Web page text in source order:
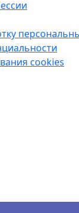
cookies